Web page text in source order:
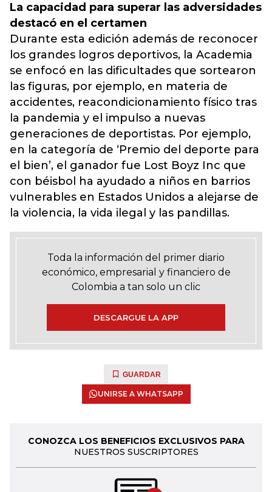
La capacidad para superar las adversidades
destacó en el certamen
Durante esta edición además de reconocer
los grandes logros deportivos, la Academia
se enfocó en las dificultades que sortearon
las figuras, por ejemplo, en materia de
accidentes, reacondicionamiento físico tras
la pandemia y el impulso a nuevas
generaciones de deportistas. Por ejemplo,
en la categoría de ‘Premio del deporte para
el bien’, el ganador fue Lost Boyz Inc que
con béisbol ha ayudado a niños en barrios
vulnerables en Estados Unidos a alejarse de
la violencia, la vida ilegal y las pandillas.
Toda la información del primer diario
económico, empresarial y financiero de
Colombia a tan solo un clic
DESCARGUE LA APP
GUARDAR
UNIRSE A WHATSAPP
CONOZCA LOS BENEFICIOS EXCLUSIVOS PARA
NUESTROS SUSCRIPTORES